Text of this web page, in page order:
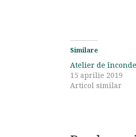
Similare
Atelier de
15 aprilie 2019
Articol similar